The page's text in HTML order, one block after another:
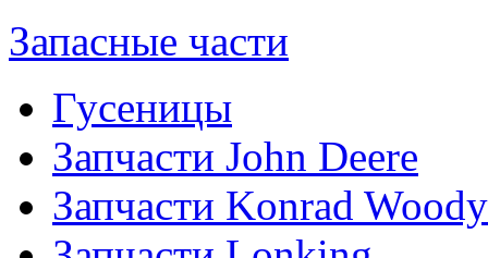
Запасные части
Гусеницы
Запчасти John Deere
Запчасти Konrad Woody